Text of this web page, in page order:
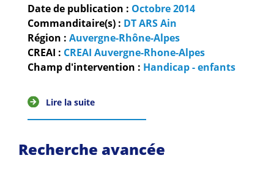
Formations
Projets Fédéraux
Espace emploi
Guides et outils
Actualités
Date de publication : Octobre2014
Commanditaire(s) : DT ARS Ain
Région : Auvergne-Rhône-Alpes
CREAI : CREAI Auvergne-Rhone-Alpes
Champ d'intervention : Handicap - enfants
Lire la suite
Recherche avancée